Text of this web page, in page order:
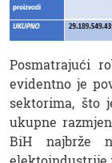
Posmatrajući
evidentno je
sektorima, što
ukupne
BiH najbrže